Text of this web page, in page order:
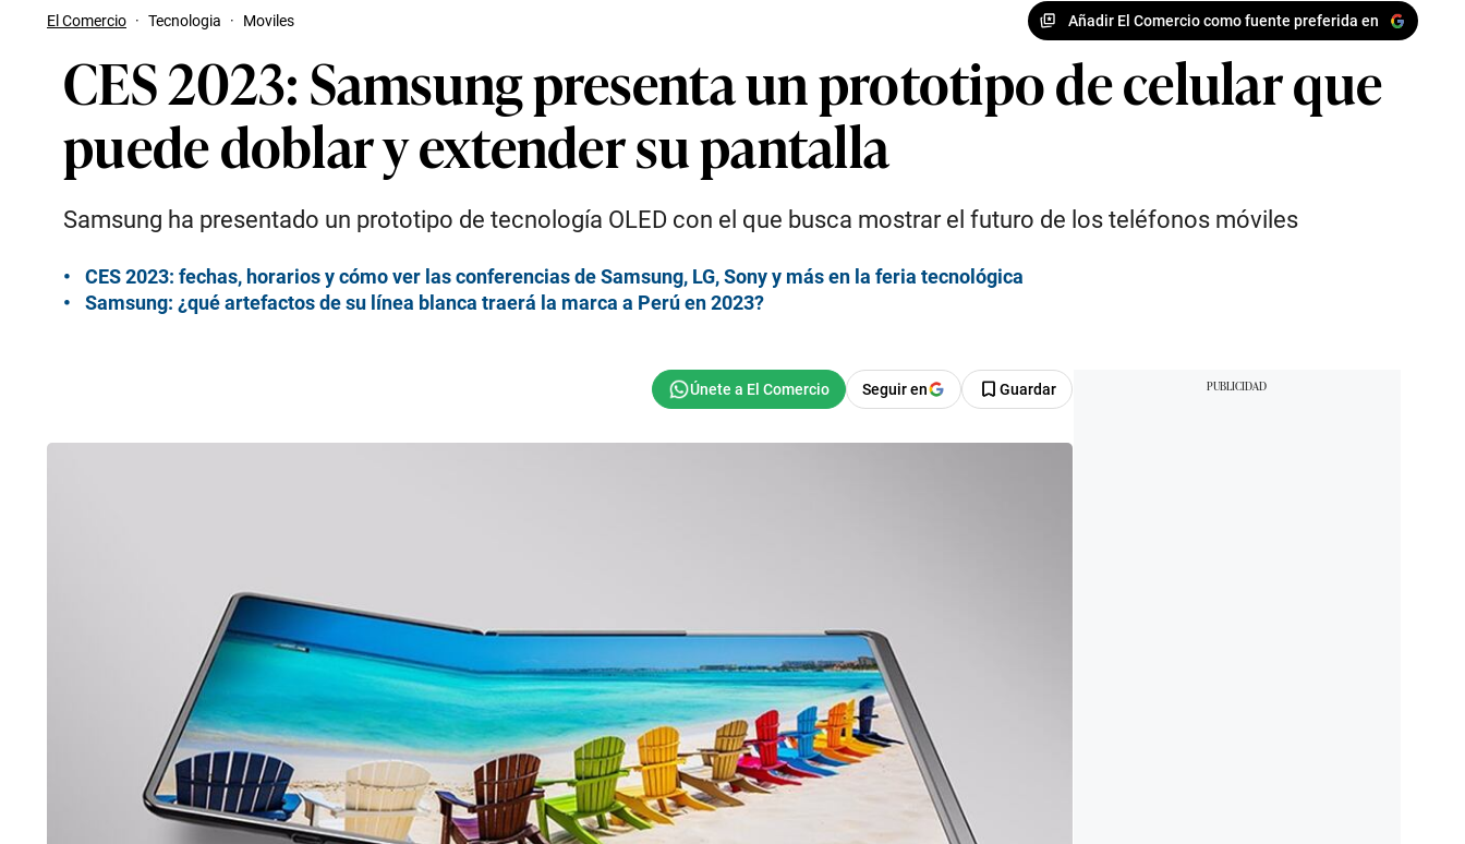
El Comercio · Tecnologia · Moviles Añadir El Comercio como fuente preferida en
CES 2023: Samsung presenta un prototipo de celular que
puede doblar y extender su pantalla
Samsung ha presentado un prototipo de tecnología OLED con el que busca mostrar el futuro de los teléfonos móviles
CES 2023: fechas, horarios y cómo ver las conferencias de Samsung, LG, Sony y más en la feria tecnológica
Samsung: ¿qué artefactos de su línea blanca traerá la marca a Perú en 2023?
Seguir en Guardar